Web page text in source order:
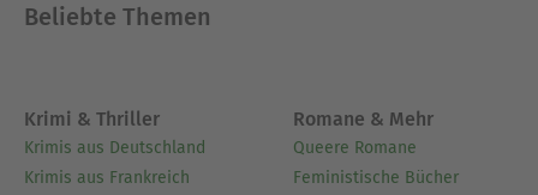
Beliebte Themen
Krimi & Thriller
Krimis aus Deutschland
Krimis aus Frankreich
Romane & Mehr
Queere Romane
Feministische Bücher